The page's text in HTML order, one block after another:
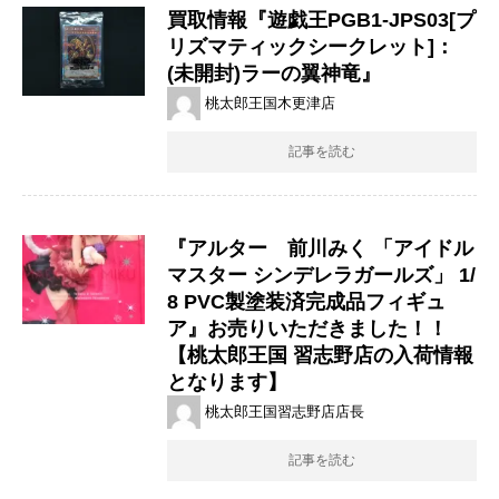
買取情報『遊戯王PGB1-JPS03[プ
リズマティックシークレット]：
(未開封)ラーの翼神竜』
桃太郎王国木更津店
記事を読む
『アルター 前川みく ​「アイドル
マスター ​シンデレラガールズ」 ​1/
8 ​PVC製塗装済完成品フィギュ
ア』お売りいただきました！！
【桃太郎王国 習志野店の入荷情報
となります】
桃太郎王国習志野店店長
記事を読む